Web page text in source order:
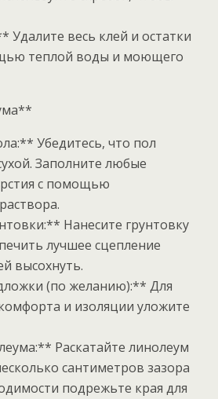
Удалите весь клей и остатки
теплой воды и моющего
Убедитесь, что пол
Заполните любые
с помощью
Нанесите грунтовку
лучшее сцепление
высохнуть.
(по желанию):** Для
и изоляции уложите
Раскатайте линолеум
сантиметров зазора
подрежьте края для